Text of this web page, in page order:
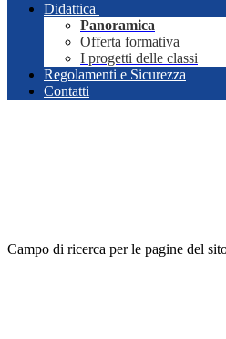
Didattica
Panoramica
Offerta formativa
I progetti delle classi
Regolamenti e Sicurezza
Contatti
Campo di ricerca per le pagine del